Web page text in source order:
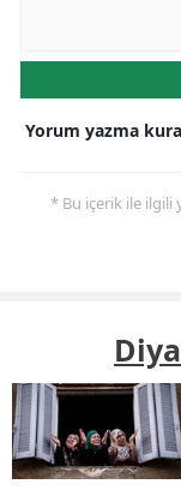
Yorum yazma
* Bu içerik ile ilgili